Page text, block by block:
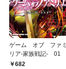
ゲーム オブ ファミ
リア-家族戦記- 01
682